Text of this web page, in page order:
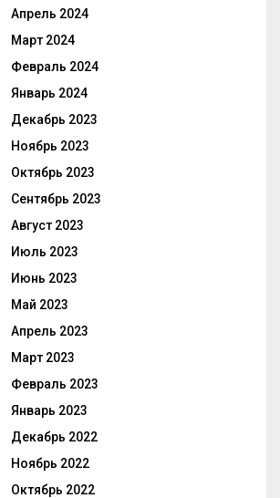
Апрель 2024
Март 2024
Февраль 2024
Январь 2024
Декабрь 2023
Ноябрь 2023
Октябрь 2023
Сентябрь 2023
Август 2023
Июль 2023
Июнь 2023
Май 2023
Апрель 2023
Март 2023
Февраль 2023
Январь 2023
Декабрь 2022
Ноябрь 2022
Октябрь 2022